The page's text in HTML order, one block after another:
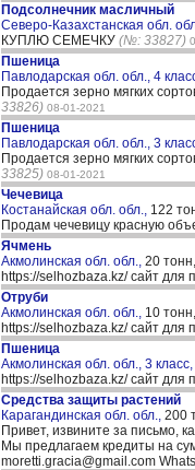
Подсолнечник масличный
Северо-Казахстанская обл.
КУПЛЮ СЕМЕЧКУ (№: 33827)
Пшеница
Павлодарская обл. обл., 4
Продается зерно мягких
33826) 08-01-2021
Пшеница
Павлодарская обл. обл., 3
Продается зерно мягких
33825) 08-01-2021
Чечевица
Костанайская обл. обл., 122
Продам чечевицу красную
Ячмень
Акмолинская обл. обл., 20 тонн,
https://selhozbaza.kz/ сайт для
Отруби
Акмолинская обл. обл., 10 тонн,
https://selhozbaza.kz/ сайт для
Пшеница
Акмолинская обл. обл., 3 класс,
https://selhozbaza.kz/ сайт для
Средства защиты растений
Карагандинская обл. обл., 200
Привет, извините за письмо,
Мы предлагаем кредиты на
moretti.gracia@gmail.com